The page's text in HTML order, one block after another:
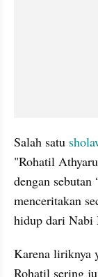
Salah satu
"Rohatil
dengan
menceritakan
hidup dari Nabi
Karena liriknya
Rohatil sering